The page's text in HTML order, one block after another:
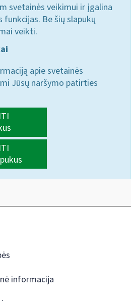
svetainės veikimui ir įgalina
funkcijas. Be šių slapukų
veikti.
apie svetainės
Jūsų naršymo patirties
informacija